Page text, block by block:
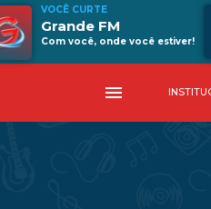
VOCÊ CURTE
Grande FM
Com você, onde você estiver!
menu